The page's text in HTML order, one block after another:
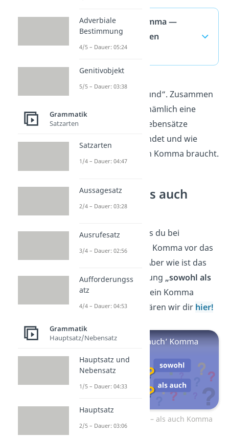
„und dass“ Komma —
häufigste Fragen
(ausklappen)
der Konjunktion „und“. Zusammen
bildet „und dass“ nämlich eine
Worteinheit, die Nebensätze
miteinander verbindet und wie
„und“ deshalb kein Komma braucht.
sowohl — als auch
Komma
Du weißt jetzt, dass du bei
Aufzählungen kein Komma vor das
„und dass“ setzt. Aber wie ist das
bei der Redewendung „sowohl als
auch“
? Ob du hier ein Komma
setzen musst, erklären wir dir hier!
Zum Video: sowohl – als auch Komma
Adverbiale
Bestimmung
4/5 – Dauer: 05:24
Genitivobjekt
5/5 – Dauer: 03:38
Grammatik
Satzarten
Satzarten
1/4 – Dauer: 04:47
Aussagesatz
2/4 – Dauer: 03:28
Ausrufesatz
3/4 – Dauer: 02:56
Aufforderungss
atz
4/4 – Dauer: 04:53
Grammatik
Hauptsatz/Nebensatz
Hauptsatz und
Nebensatz
1/5 – Dauer: 04:33
Hauptsatz
2/5 – Dauer: 03:06